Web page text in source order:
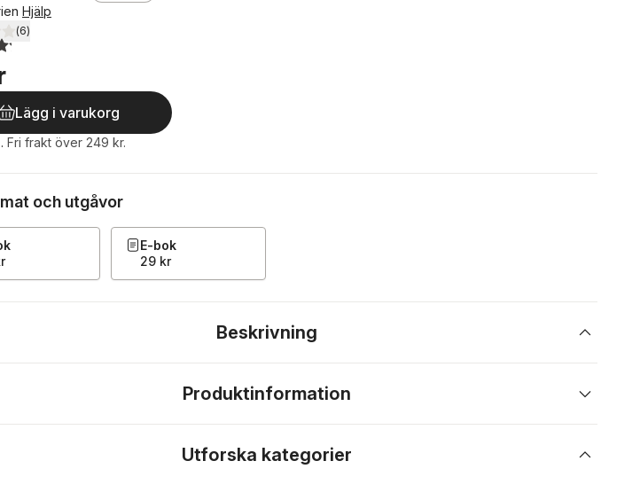
Hjälp
Totalt antal röster:
(6)
Lägg i varukorg
. Fri frakt över 249 kr.
och utgåvor
E-bok
29 kr
Beskrivning
Produktinformation
Utforska kategorier